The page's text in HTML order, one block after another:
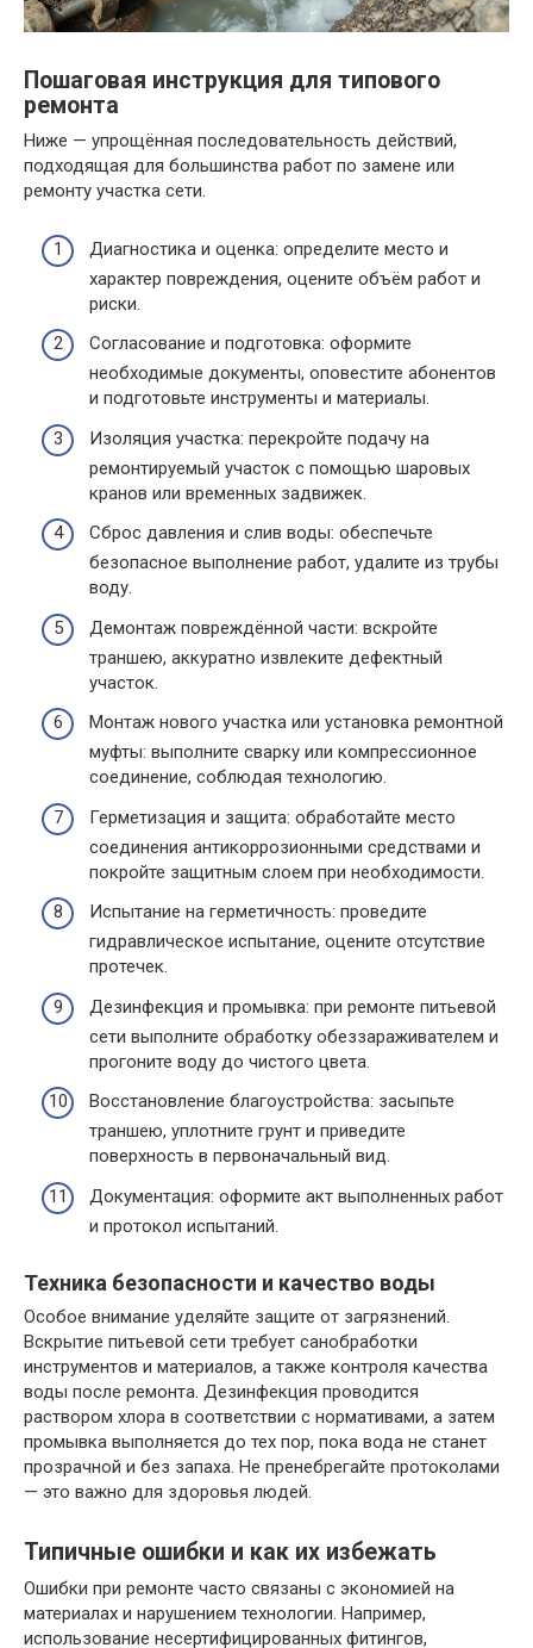
Пошаговая инструкция для типового
ремонта
Ниже — упрощённая последовательность действий,
подходящая для большинства работ по замене или
ремонту участка сети.
Диагностика и оценка: определите место и
характер повреждения, оцените объём работ и
риски.
Согласование и подготовка: оформите
необходимые документы, оповестите абонентов
и подготовьте инструменты и материалы.
Изоляция участка: перекройте подачу на
ремонтируемый участок с помощью шаровых
кранов или временных задвижек.
Сброс давления и слив воды: обеспечьте
безопасное выполнение работ, удалите из трубы
воду.
Демонтаж повреждённой части: вскройте
траншею, аккуратно извлеките дефектный
участок.
Монтаж нового участка или установка ремонтной
муфты: выполните сварку или компрессионное
соединение, соблюдая технологию.
Герметизация и защита: обработайте место
соединения антикоррозионными средствами и
покройте защитным слоем при необходимости.
Испытание на герметичность: проведите
гидравлическое испытание, оцените отсутствие
протечек.
Дезинфекция и промывка: при ремонте питьевой
сети выполните обработку обеззараживателем и
прогоните воду до чистого цвета.
Восстановление благоустройства: засыпьте
траншею, уплотните грунт и приведите
поверхность в первоначальный вид.
Документация: оформите акт выполненных работ
и протокол испытаний.
Техника безопасности и качество воды
Особое внимание уделяйте защите от загрязнений.
Вскрытие питьевой сети требует санобработки
инструментов и материалов, а также контроля качества
воды после ремонта. Дезинфекция проводится
раствором хлора в соответствии с нормативами, а затем
промывка выполняется до тех пор, пока вода не станет
прозрачной и без запаха. Не пренебрегайте протоколами
— это важно для здоровья людей.
Типичные ошибки и как их избежать
Ошибки при ремонте часто связаны с экономией на
материалах и нарушением технологии. Например,
использование несертифицированных фитингов,